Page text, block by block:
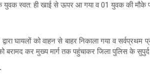
युवक स्वत: ही खाई से ऊपर आ गया व 01 युवक की मौके
घायलों को वाहन से बाहर निकाला गया व
कर मुख्य मार्ग तक पहुंचाकर जिला पुलिस के सुपुर्द